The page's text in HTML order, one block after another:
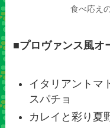
食べ応え
■プロヴァンス風オ
イタリアントマ
スパチョ
カレイと彩り夏